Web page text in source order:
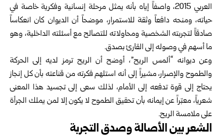
العربي 2015، واصفاً إياه بأنه يمثل مرحلة إنسانية وفكرية خاصة في
حياته، ومنحه دافعاً وثقة للاستمرار، موضحاً أن الديوان كان انعكاساً
صادقاً لتجربته الشخصية ومحاولاته للتصالح مع أسئلته الداخلية، وهو
ما أسهم في وصوله إلى القارئ بصدق.
وعن ديوانه “ألمس الريح”، أوضح أن الريح ترمز لديه إلى الحركة
والطموح والإصرار، مشيراً إلى أنه استلهم فكرته من قناعته بأن كل إنجاز
يحتاج إلى قوة تدفعه إلى الأمام، لذلك سعى إلى تجسيد هذا المعنى
شعرياً، معبّراً عن إيمانه بأن تحقيق الطموح لا يكون إلا لمن يملك الجرأة
على ملامسة الريح.
الشعر بين الأصالة وصدق التجربة